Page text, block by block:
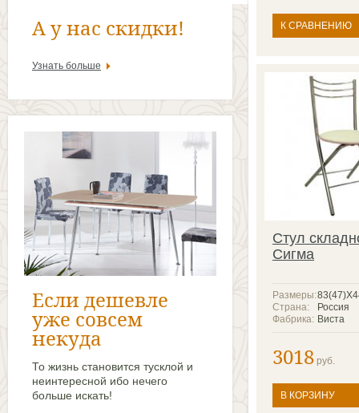
А у нас скидки!
Узнать больше
Если дешевле
уже совсем
некуда
То жизнь становится тусклой и
неинтересной ибо нечего
больше искать!
К СРАВНЕНИЮ
Стул
Сигма
Размеры:
Россия
Страна:
Виста
Фабрика:
3018 руб.
В КОРЗИНУ